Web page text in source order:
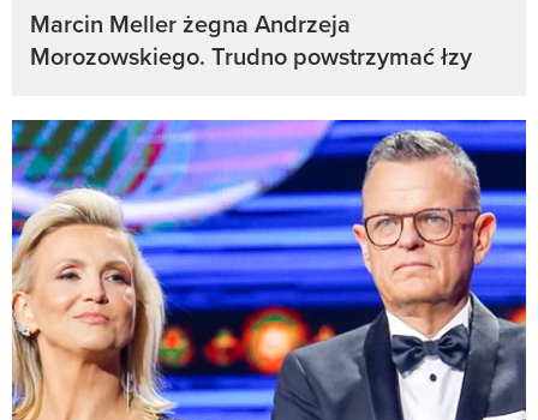
Marcin Meller żegna Andrzeja
Morozowskiego. Trudno powstrzymać łzy